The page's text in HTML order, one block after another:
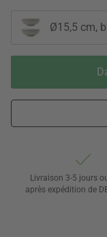
Ø15,5 cm,
Livraison 3-5 jours
après expédition de